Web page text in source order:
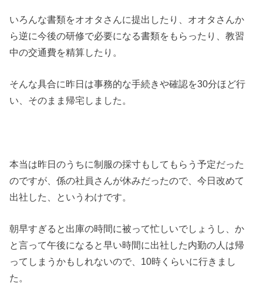
いろんな書類をオオタさんに提出したり、オオタさんか
ら逆に今後の研修で必要になる書類をもらったり、教習
中の交通費を精算したり。
そんな具合に昨日は事務的な手続きや確認を30分ほど行
い、そのまま帰宅しました。
本当は昨日のうちに制服の採寸もしてもらう予定だった
のですが、係の社員さんが休みだったので、今日改めて
出社した、というわけです。
朝早すぎると出庫の時間に被って忙しいでしょうし、か
と言って午後になると早い時間に出社した内勤の人は帰
ってしまうかもしれないので、10時くらいに行きまし
た。